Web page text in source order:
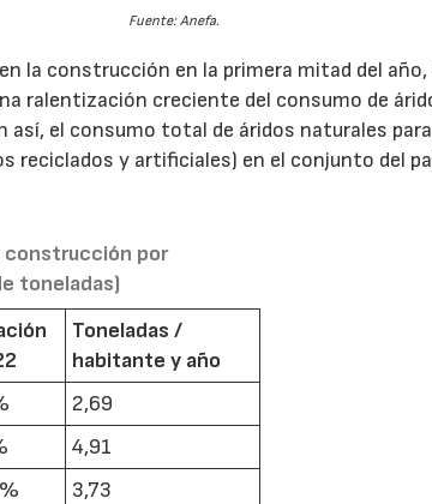
Fuente: Anefa.
la construcción en la primera mitad del
ralentización creciente del consumo de
el consumo total de áridos naturales
reciclados y artificiales) en el conjunto del
construcción por
toneladas)
Toneladas /
habitante y año
2,69
4,91
3,73